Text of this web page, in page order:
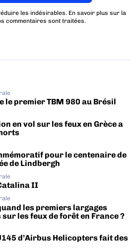
les indésirables. En savoir plus sur la
commentaires sont traitées.
le premier TBM 980 au Brésil
en vol sur les feux en Grèce a
pour le centenaire de
de Lindbergh
II
les premiers largages
les feux de forêt en France ?
d’Airbus Helicopters fait des